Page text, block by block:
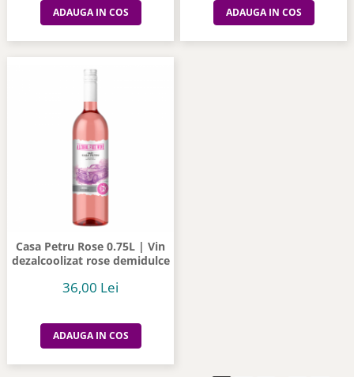
ADAUGA IN COS ADAUGA IN COS
Casa Petru Rose 0.75L | Vin
dezalcoolizat rose demidulce
36,00 Lei
ADAUGA IN COS